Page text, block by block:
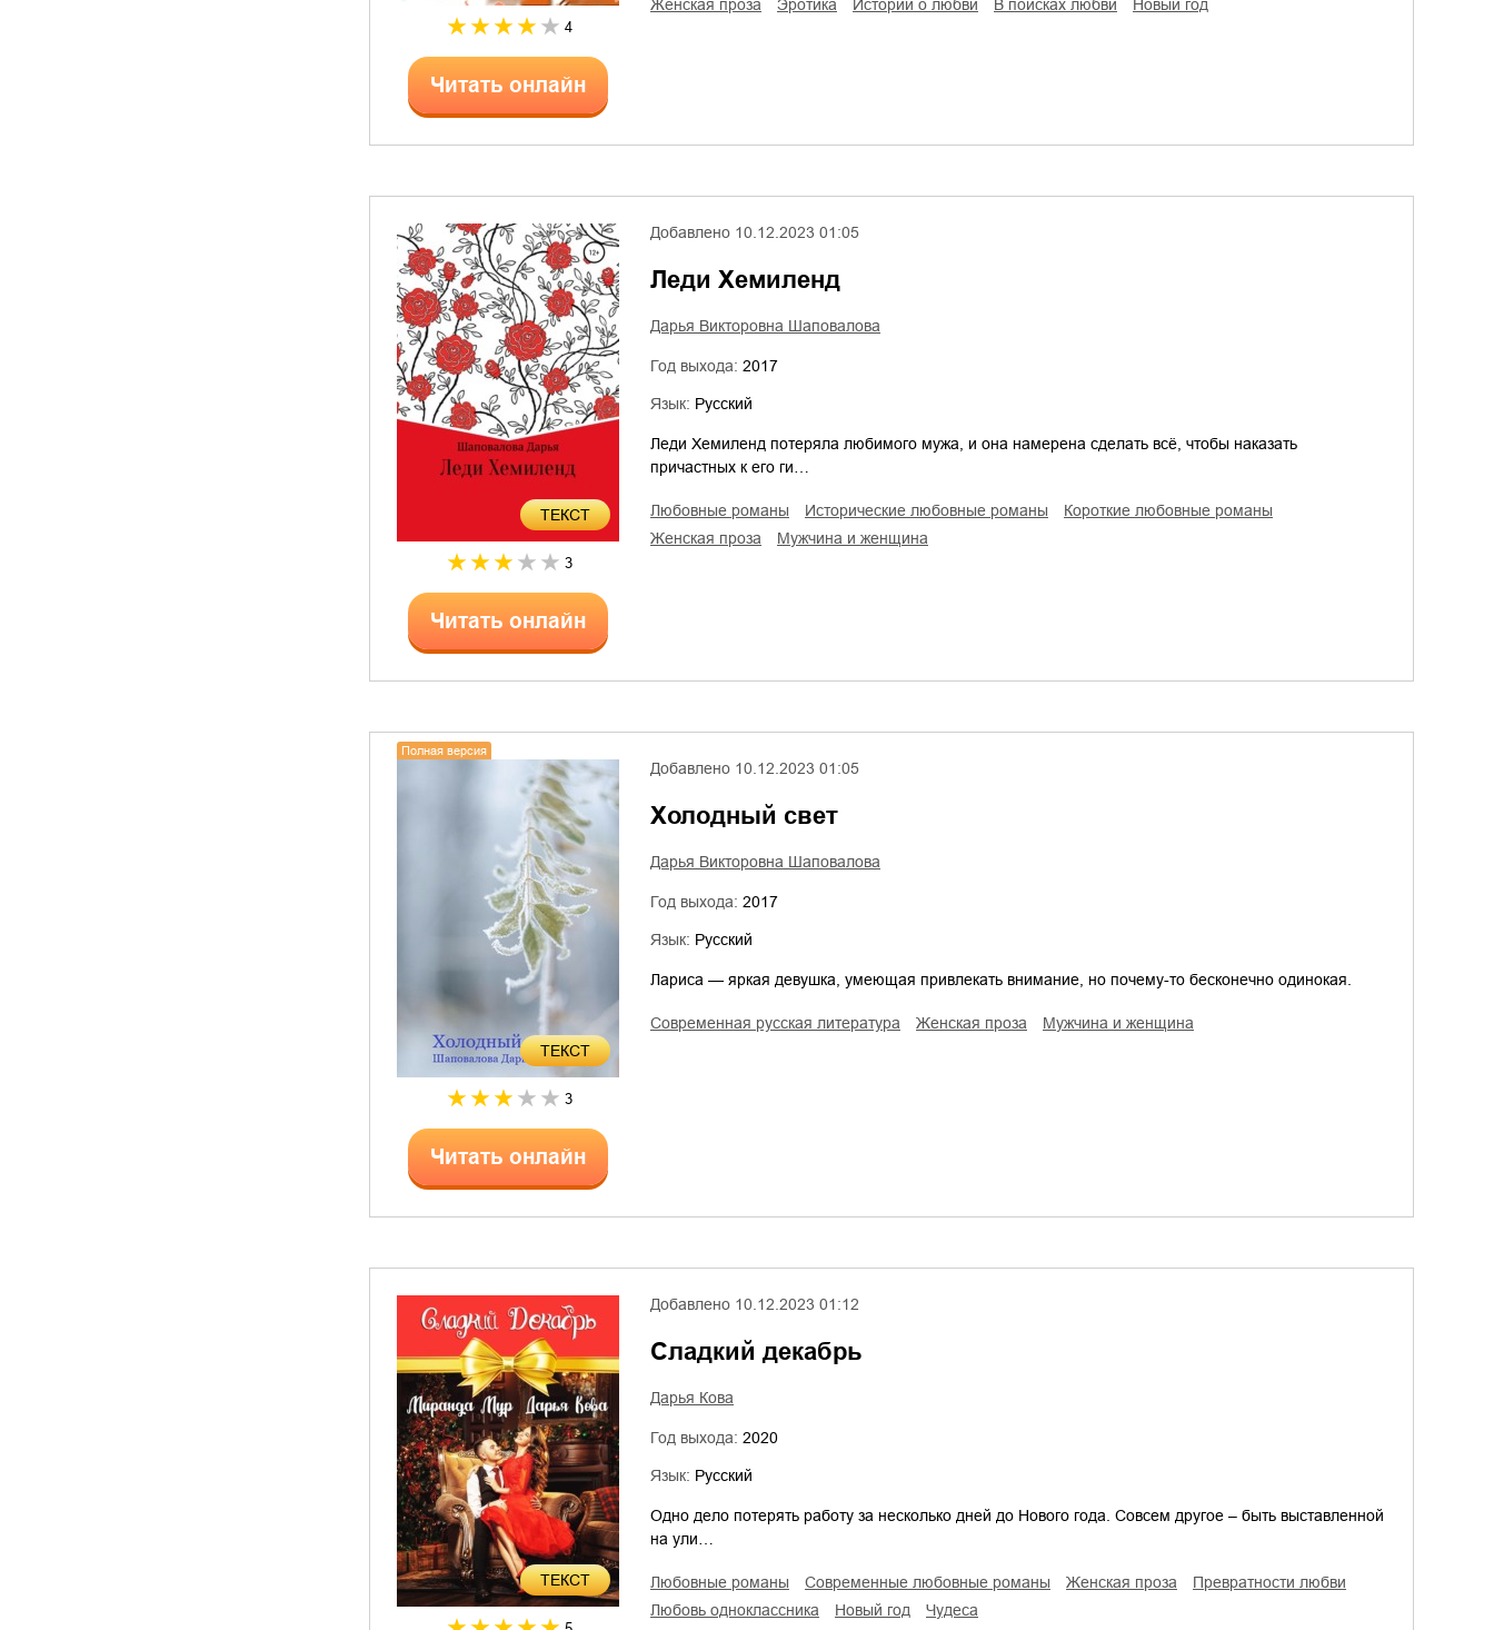
4
Читать онлайн
женская проза
эротика истории о любви в поисках любви Новый год
ТЕКСТ
3
Читать онлайн
Добавлено 10.12.2023 01:05
Леди Хемиленд
Дарья Викторовна Шаповалова
Год выхода: 2017
Язык: Русский
Леди Хемиленд потеряла любимого мужа, и она намерена сделать всё, чтобы наказать
причастных к его ги…
любовные романы исторические любовные романы
короткие любовные романы
женская проза
мужчина и женщина
ТЕКСТ
Полная версия
3
Читать онлайн
Добавлено 10.12.2023 01:05
Холодный свет
Дарья Викторовна Шаповалова
Год выхода: 2017
Язык: Русский
Лариса — яркая девушка, умеющая привлекать внимание, но почему-то бесконечно одинокая.
современная русская литература женская проза мужчина и женщина
ТЕКСТ
Добавлено 10.12.2023 01:12
Сладкий декабрь
Дарья Кова
Год выхода: 2020
Язык: Русский
Одно дело потерять работу за несколько дней до Нового года. Совсем другое – быть выставленной
на ули…
любовные романы современные любовные романы женская проза
превратности любви
любовь одноклассника
Новый год чудеса